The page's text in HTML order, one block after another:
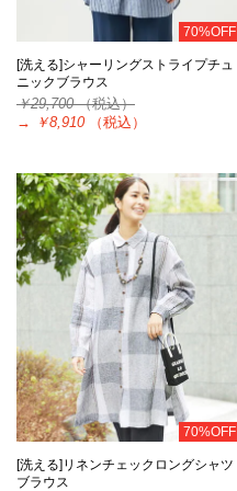
70%OFF
[洗える]シャーリングストライプチュ
ニックブラウス
￥29,700（税込）
→
￥8,910 （税込）
70%OFF
[洗える]リネンチェックロングシャツ
ブラウス